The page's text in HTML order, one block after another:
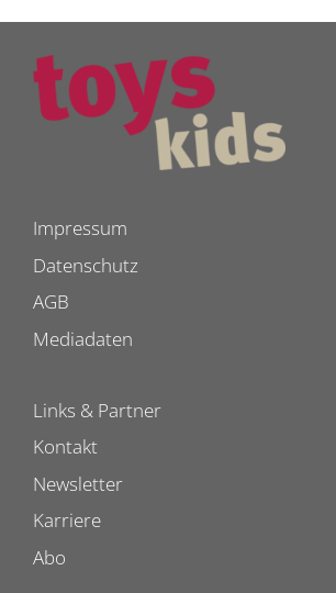
Impressum
Datenschutz
AGB
Mediadaten
Links & Partner
Kontakt
Newsletter
Karriere
Abo